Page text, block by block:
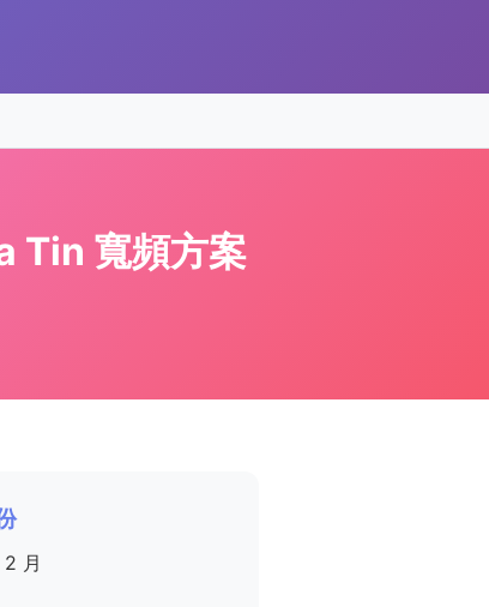
Tin 寬頻方案
月